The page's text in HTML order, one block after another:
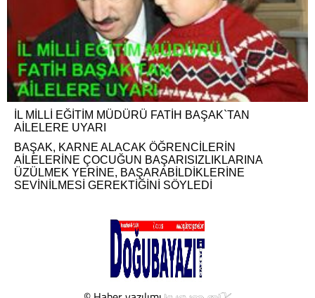
İL MİLLİ EĞİTİM MÜDÜRÜ FATİH BAŞAK`TAN
AİLELERE UYARI
BAŞAK, KARNE ALACAK ÖĞRENCİLERİN
AİLELERİNE ÇOCUĞUN BAŞARISIZLIKLARINA
ÜZÜLMEK YERİNE, BAŞARABİLDİKLERİNE
SEVİNİLMESİ GEREKTİĞİNİ SÖYLEDİ